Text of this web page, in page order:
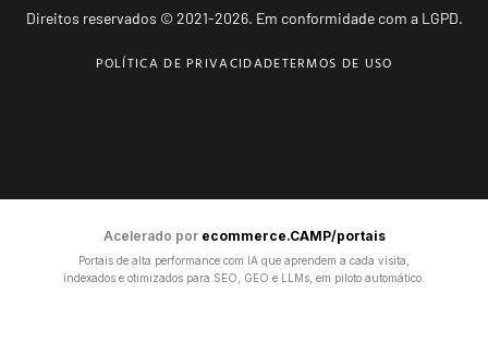
Direitos reservados © 2021-2026. Em conformidade com a LGPD.
POLÍTICA DE PRIVACIDADETERMOS DE USO
Acelerado por ecommerce.CAMP/portais
Portais de alta performance com IA que aprendem a cada visita,
indexados e otimizados para SEO, GEO e LLMs, em piloto automático.